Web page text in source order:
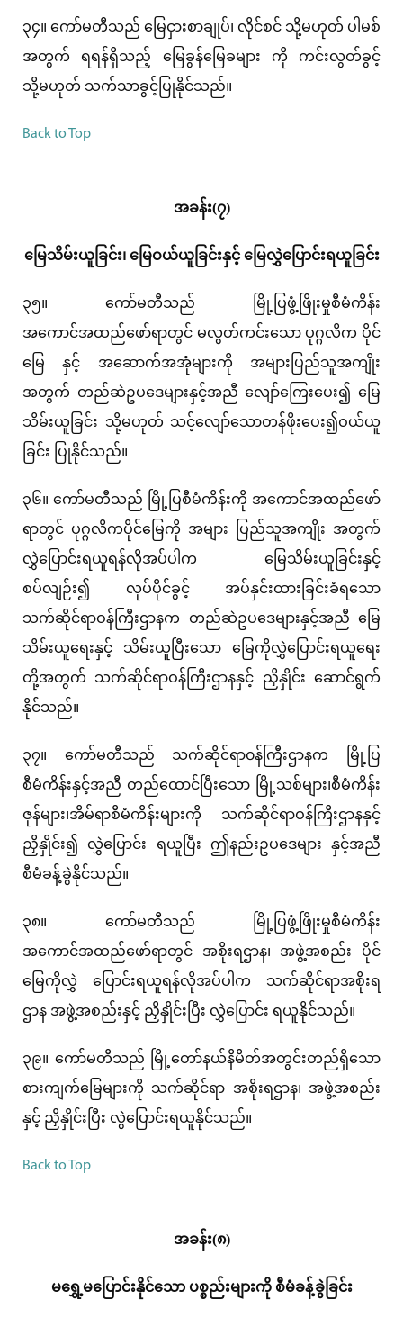
၃၄။ ကော်မတီသည် မြေငှားစာချုပ်၊ လိုင်စင် သို့မဟုတ် ပါမစ်
အတွက် ရရန်ရှိသည့် မြေခွန်မြေခများ ကို ကင်းလွတ်ခွင့်
သို့မဟုတ် သက်သာခွင့်ပြုနိုင်သည်။
Back to Top
အခန်း(၇)
မြေသိမ်းယူခြင်း၊ မြေဝယ်ယူခြင်းနှင့် မြေလွှဲပြောင်းရယူခြင်း
၃၅။ ကော်မတီသည် မြို့ပြဖွံ့ဖြိုးမှုစီမံကိန်း
အကောင်အထည်ဖော်ရာတွင် မလွတ်ကင်းသော ပုဂ္ဂလိက ပိုင်
မြေ နှင့် အဆောက်အအုံများကို အများပြည်သူအကျိုး
အတွက် တည်ဆဲဥပဒေများနှင့်အညီ လျော်ကြေးပေး၍ မြေ
သိမ်းယူခြင်း သို့မဟုတ် သင့်လျော်သောတန်ဖိုးပေး၍ဝယ်ယူ
ခြင်း ပြုနိုင်သည်။
၃၆။ ကော်မတီသည် မြို့ပြစီမံကိန်းကို အကောင်အထည်ဖော်
ရာတွင် ပုဂ္ဂလိကပိုင်မြေကို အများ ပြည်သူအကျိုး အတွက်
လွှဲပြောင်းရယူရန်လိုအပ်ပါက မြေသိမ်းယူခြင်းနှင့်
စပ်လျဉ်း၍ လုပ်ပိုင်ခွင့် အပ်နှင်းထားခြင်းခံရသော
သက်ဆိုင်ရာဝန်ကြီးဌာနက တည်ဆဲဥပဒေများနှင့်အညီ မြေ
သိမ်းယူရေးနှင့် သိမ်းယူပြီးသော မြေကိုလွှဲပြောင်းရယူရေး
တို့အတွက် သက်ဆိုင်ရာဝန်ကြီးဌာနနှင့် ညှိနှိုင်း ဆောင်ရွက်
နိုင်သည်။
၃၇။ ကော်မတီသည် သက်ဆိုင်ရာ၀န်ကြီးဌာနက မြို့ပြ
စီမံကိန်းနှင့်အညီ တည်ထောင်ပြီးသော မြို့သစ်များ၊စီမံကိန်း
ဇုန်များ၊အိမ်ရာစီမံကိန်းများကို သက်ဆိုင်ရာဝန်ကြီးဌာနနှင့်
ညှိနှိုင်း၍ လွှဲပြောင်း ရယူပြီး ဤနည်းဥပဒေများ နှင့်အညီ
စီမံခန့်ခွဲနိုင်သည်။
၃၈။ ကော်မတီသည် မြို့ပြဖွံ့ဖြိုးမှုစီမံကိန်း
အကောင်အထည်ဖော်ရာတွင် အစိုးရဌာန၊ အဖွဲ့အစည်း ပိုင်
မြေကိုလွှဲ ပြောင်းရယူရန်လိုအပ်ပါက သက်ဆိုင်ရာအစိုးရ
ဌာန အဖွဲ့အစည်းနှင့် ညှိနှိုင်းပြီး လွှဲပြောင်း ရယူနိုင်သည်။
၃၉။ ကော်မတီသည် မြို့တော်နယ်နိမိတ်အတွင်းတည်ရှိသော
စားကျက်မြေများကို သက်ဆိုင်ရာ အစိုးရဌာန၊ အဖွဲ့အစည်း
နှင့် ညှိနှိုင်းပြီး လွဲပြောင်းရယူနိုင်သည်။
Back to Top
အခန်း(၈)
မရွှေ့မပြောင်းနိုင်သော ပစ္စည်းများကို စီမံခန့်ခွဲခြင်း